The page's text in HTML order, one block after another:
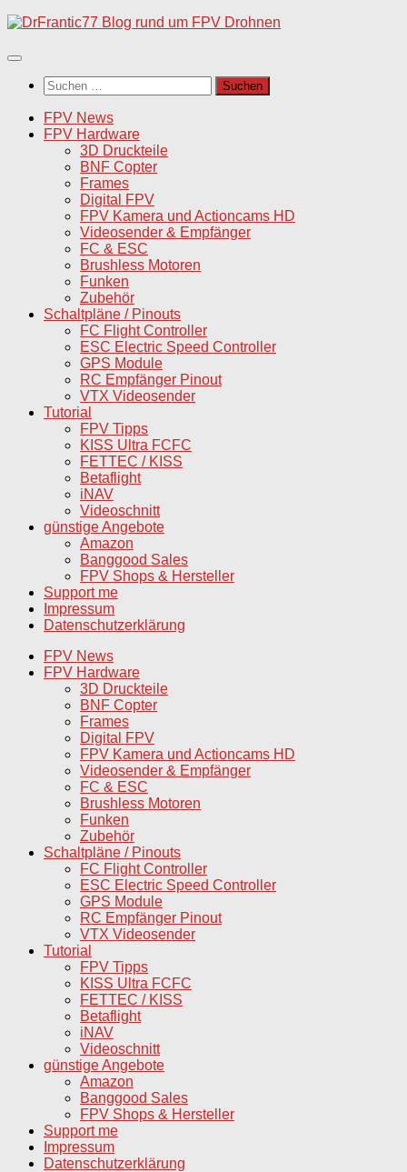
Unter
Inhalt
Suchen
nach:
FPV News
FPV Hardware
3D Druckteile
BNF Copter
Frames
Digital FPV
FPV Kamera und Actioncams HD
Videosender & Empfänger
FC & ESC
Brushless Motoren
Funken
Zubehör
Schaltpläne / Pinouts
FC Flight Controller
ESC Electric Speed Controller
GPS Module
RC Empfänger Pinout
VTX Videosender
Tutorial
FPV Tipps
KISS Ultra FCFC
FETTEC / KISS
Betaflight
iNAV
Videoschnitt
günstige Angebote
Amazon
Banggood Sales
FPV Shops & Hersteller
Support me
Impressum
Datenschutzerklärung
FPV News
FPV Hardware
3D Druckteile
BNF Copter
Frames
Digital FPV
FPV Kamera und Actioncams HD
Videosender & Empfänger
FC & ESC
Brushless Motoren
Funken
Zubehör
Schaltpläne / Pinouts
FC Flight Controller
ESC Electric Speed Controller
GPS Module
RC Empfänger Pinout
VTX Videosender
Tutorial
FPV Tipps
KISS Ultra FCFC
FETTEC / KISS
Betaflight
iNAV
Videoschnitt
günstige Angebote
Amazon
Banggood Sales
FPV Shops & Hersteller
Support me
Impressum
Datenschutzerklärung